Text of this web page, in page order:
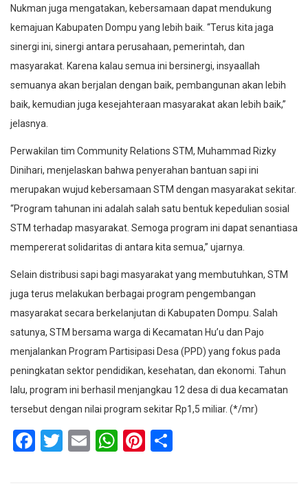
Nukman juga mengatakan, kebersamaan dapat mendukung
kemajuan Kabupaten Dompu yang lebih baik. “Terus kita jaga
sinergi ini, sinergi antara perusahaan, pemerintah, dan
masyarakat. Karena kalau semua ini bersinergi, insyaallah
semuanya akan berjalan dengan baik, pembangunan akan lebih
baik, kemudian juga kesejahteraan masyarakat akan lebih baik,”
jelasnya.
Perwakilan tim Community Relations STM, Muhammad Rizky
Dinihari, menjelaskan bahwa penyerahan bantuan sapi ini
merupakan wujud kebersamaan STM dengan masyarakat sekitar.
“Program tahunan ini adalah salah satu bentuk kepedulian sosial
STM terhadap masyarakat. Semoga program ini dapat senantiasa
mempererat solidaritas di antara kita semua,” ujarnya.
Selain distribusi sapi bagi masyarakat yang membutuhkan, STM
juga terus melakukan berbagai program pengembangan
masyarakat secara berkelanjutan di Kabupaten Dompu. Salah
satunya, STM bersama warga di Kecamatan Hu’u dan Pajo
menjalankan Program Partisipasi Desa (PPD) yang fokus pada
peningkatan sektor pendidikan, kesehatan, dan ekonomi. Tahun
lalu, program ini berhasil menjangkau 12 desa di dua kecamatan
tersebut dengan nilai program sekitar Rp1,5 miliar. (*/mr)
Facebook
Twitter
EmailWhatsApp
Pinterest